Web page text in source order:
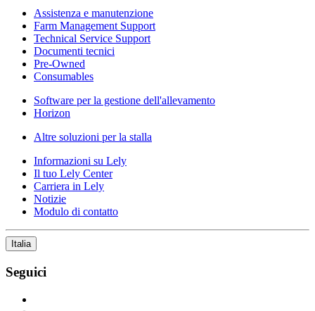
Assistenza e manutenzione
Farm Management Support
Technical Service Support
Documenti tecnici
Pre-Owned
Consumables
Software per la gestione dell'allevamento
Horizon
Altre soluzioni per la stalla
Informazioni su Lely
Il tuo Lely Center
Carriera in Lely
Notizie
Modulo di contatto
Italia
Seguici